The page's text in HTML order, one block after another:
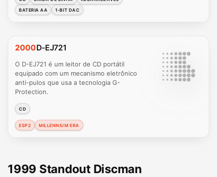
BATERIA AA
1-BIT DAC
2000D-EJ721
O D-EJ721 é um leitor de CD portátil
equipado com um mecanismo eletrônico
anti-pulos que usa a tecnologia G-
Protection.
CD
ESP2 MILLENNIUM ERA
1999 Standout Discman